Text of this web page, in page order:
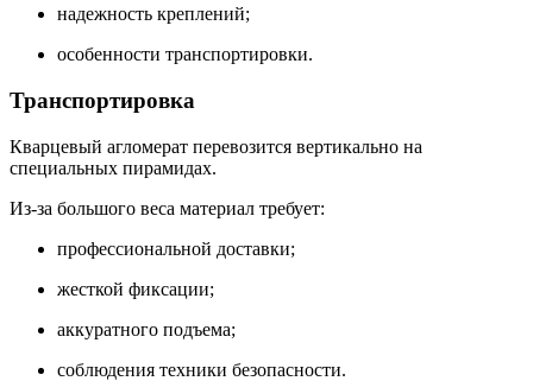
надежность креплений;
особенности транспортировки.
Транспортировка
Кварцевый агломерат перевозится вертикально на
специальных пирамидах.
Из-за большого веса материал требует:
профессиональной доставки;
жесткой фиксации;
аккуратного подъема;
соблюдения техники безопасности.